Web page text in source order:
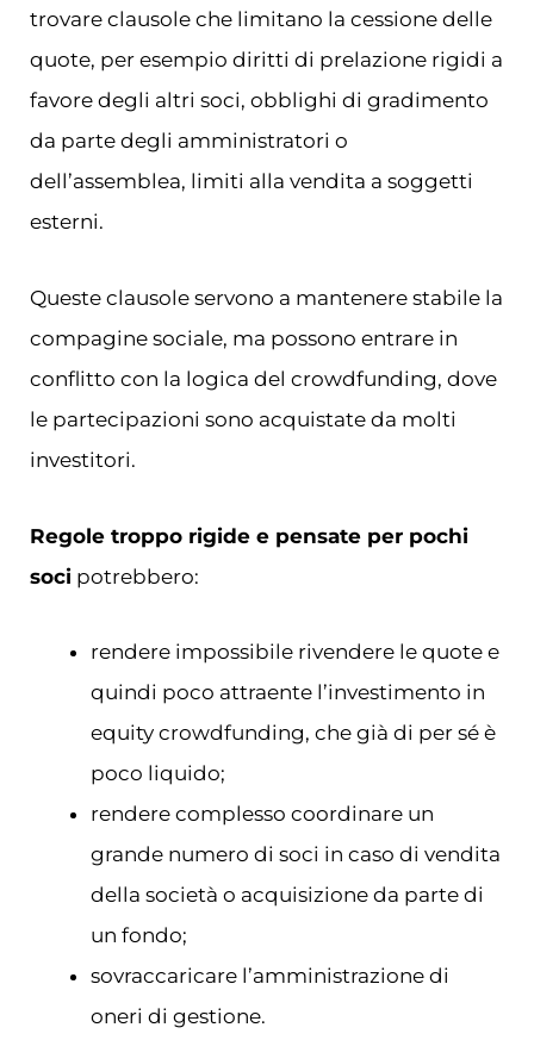
trovare clausole che limitano la cessione delle
quote, per esempio diritti di prelazione rigidi a
favore degli altri soci, obblighi di gradimento
da parte degli amministratori o
dell’assemblea, limiti alla vendita a soggetti
esterni.
Queste clausole servono a mantenere stabile la
compagine sociale, ma possono entrare in
conflitto con la logica del crowdfunding, dove
le partecipazioni sono acquistate da molti
investitori.
Regole troppo rigide e pensate per pochi
soci potrebbero:
rendere impossibile rivendere le quote e
quindi poco attraente l’investimento in
equity crowdfunding, che già di per sé è
poco liquido;
rendere complesso coordinare un
grande numero di soci in caso di vendita
della società o acquisizione da parte di
un fondo;
sovraccaricare l’amministrazione di
oneri di gestione.